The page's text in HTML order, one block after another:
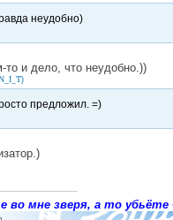
неудобно)
то и дело, что неудобно.))
)
предложил. =)
во мне зверя, а то убьёте